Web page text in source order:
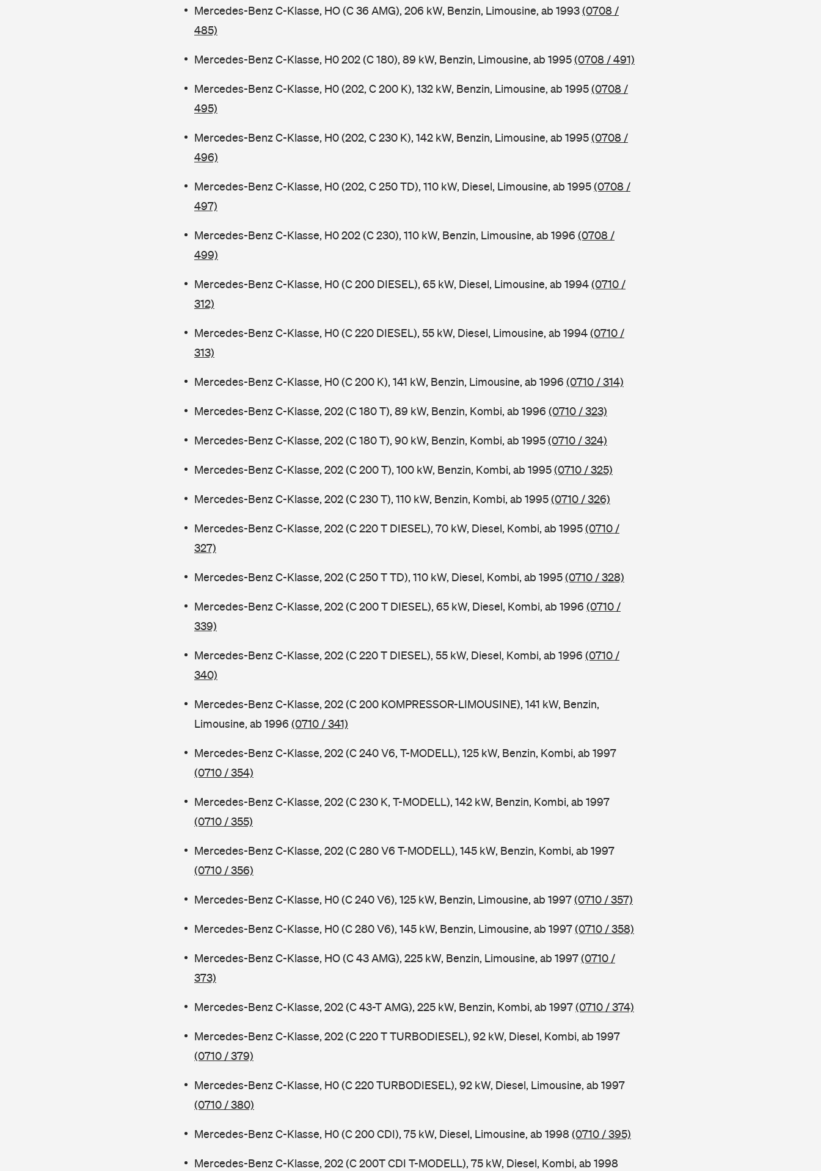
Mercedes-Benz C-Klasse, HO (C 36 AMG), 206 kW, Benzin, Limousine, ab 1993(0708 /
485)
Mercedes-Benz C-Klasse, H0 202 (C 180), 89 kW, Benzin, Limousine, ab 1995(0708 / 491)
Mercedes-Benz C-Klasse, H0 (202, C 200 K), 132 kW, Benzin, Limousine, ab 1995(0708 /
495)
Mercedes-Benz C-Klasse, H0 (202, C 230 K), 142 kW, Benzin, Limousine, ab 1995(0708 /
496)
Mercedes-Benz C-Klasse, H0 (202, C 250 TD), 110 kW, Diesel, Limousine, ab 1995(0708 /
497)
Mercedes-Benz C-Klasse, H0 202 (C 230), 110 kW, Benzin, Limousine, ab 1996 (0708 /
499)
Mercedes-Benz C-Klasse, H0 (C 200 DIESEL), 65 kW, Diesel, Limousine, ab 1994(0710 /
312)
Mercedes-Benz C-Klasse, H0 (C 220 DIESEL), 55 kW, Diesel, Limousine, ab 1994(0710 /
313)
Mercedes-Benz C-Klasse, H0 (C 200 K), 141 kW, Benzin, Limousine, ab 1996 (0710 / 314)
Mercedes-Benz C-Klasse, 202 (C 180 T), 89 kW, Benzin, Kombi, ab 1996 (0710 / 323)
Mercedes-Benz C-Klasse, 202 (C 180 T), 90 kW, Benzin, Kombi, ab 1995(0710 / 324)
Mercedes-Benz C-Klasse, 202 (C 200 T), 100 kW, Benzin, Kombi, ab 1995(0710 / 325)
Mercedes-Benz C-Klasse, 202 (C 230 T), 110 kW, Benzin, Kombi, ab 1995(0710 / 326)
Mercedes-Benz C-Klasse, 202 (C 220 T DIESEL), 70 kW, Diesel, Kombi, ab 1995(0710 /
327)
Mercedes-Benz C-Klasse, 202 (C 250 T TD), 110 kW, Diesel, Kombi, ab 1995(0710 / 328)
Mercedes-Benz C-Klasse, 202 (C 200 T DIESEL), 65 kW, Diesel, Kombi, ab 1996 (0710 /
339)
Mercedes-Benz C-Klasse, 202 (C 220 T DIESEL), 55 kW, Diesel, Kombi, ab 1996 (0710 /
340)
Mercedes-Benz C-Klasse, 202 (C 200 KOMPRESSOR-LIMOUSINE), 141 kW, Benzin,
Limousine, ab 1996 (0710 / 341)
Mercedes-Benz C-Klasse, 202 (C 240 V6, T-MODELL), 125 kW, Benzin, Kombi, ab 1997
(0710 / 354)
Mercedes-Benz C-Klasse, 202 (C 230 K, T-MODELL), 142 kW, Benzin, Kombi, ab 1997
(0710 / 355)
Mercedes-Benz C-Klasse, 202 (C 280 V6 T-MODELL), 145 kW, Benzin, Kombi, ab 1997
(0710 / 356)
Mercedes-Benz C-Klasse, H0 (C 240 V6), 125 kW, Benzin, Limousine, ab 1997(0710 / 357)
Mercedes-Benz C-Klasse, H0 (C 280 V6), 145 kW, Benzin, Limousine, ab 1997(0710 / 358)
Mercedes-Benz C-Klasse, HO (C 43 AMG), 225 kW, Benzin, Limousine, ab 1997(0710 /
373)
Mercedes-Benz C-Klasse, 202 (C 43-T AMG), 225 kW, Benzin, Kombi, ab 1997(0710 / 374)
Mercedes-Benz C-Klasse, 202 (C 220 T TURBODIESEL), 92 kW, Diesel, Kombi, ab 1997
(0710 / 379)
Mercedes-Benz C-Klasse, H0 (C 220 TURBODIESEL), 92 kW, Diesel, Limousine, ab 1997
(0710 / 380)
Mercedes-Benz C-Klasse, H0 (C 200 CDI), 75 kW, Diesel, Limousine, ab 1998(0710 / 395)
Mercedes-Benz C-Klasse, 202 (C 200T CDI T-MODELL), 75 kW, Diesel, Kombi, ab 1998